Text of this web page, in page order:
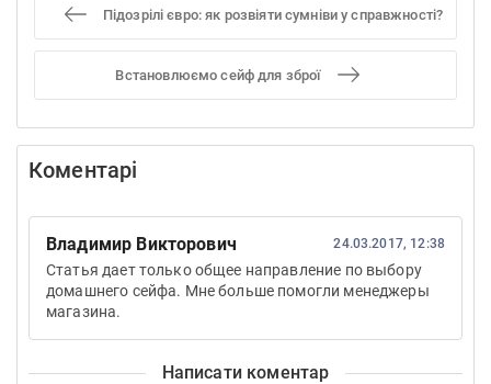
Підозрілі євро: як розвіяти сумніви у справжності?
Встановлюємо сейф для зброї
Коментарі
Владимир Викторович 24.03.2017, 12:38
Статья дает только общее направление по выбору
домашнего сейфа. Мне больше помогли менеджеры
магазина.
Написати коментар